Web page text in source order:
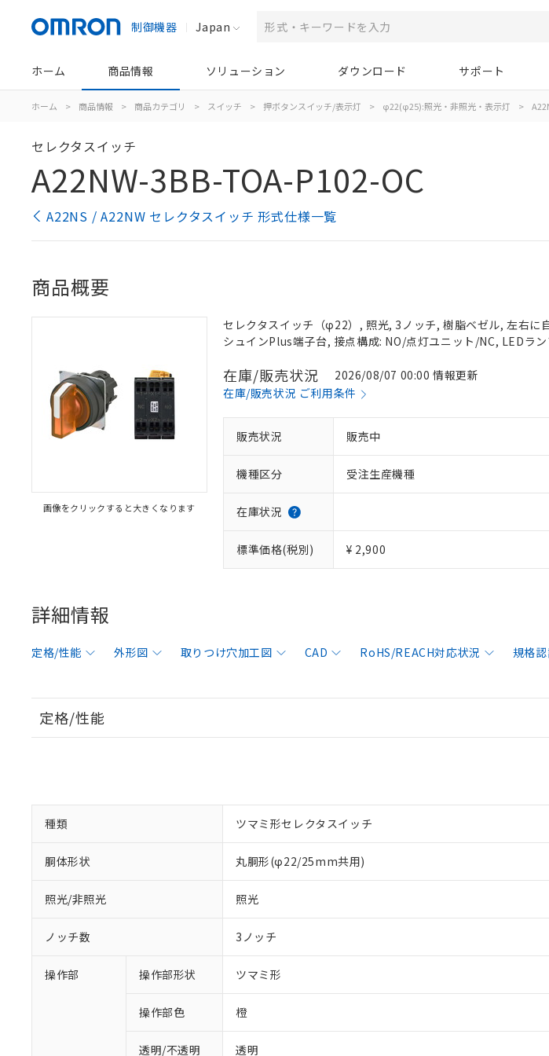
制御機器 Japan
ホーム 商品情報 ソリューション ダウンロード サポート
ホーム > 商品情報 > 商品カテゴリ > スイッチ > 押ボタンスイッチ/表示灯 > φ22(φ25):照光・非照光・表示灯 >
セレクタスイッチ
A22NW-3BB-TOA-P102-OC
A22NS / A22NW セレクタスイッチ 形式仕様一覧
商品概要
画像をクリックすると大きくなります
セレクタスイッチ（φ22）, 照光, 3ノッチ, 樹脂ベゼル, 左右に
シュインPlus端子台, 接点構成: NO/点灯ユニット/NC, LEDラ
在庫/販売状況
2026/08/07 00:00 情報更新
在庫/販売状況 ご利用条件
販売状況 販売中
機種区分 受注生産機種
在庫状況
標準価格(税別) ¥ 2,900
詳細情報
定格/性能 外形図 取りつけ穴加工図 CAD RoHS/REACH対応状況 規格
定格/性能
種類 ツマミ形セレクタスイッチ
胴体形状 丸胴形(φ22/25mm共用)
照光/非照光 照光
ノッチ数 3ノッチ
操作部 操作部形状 ツマミ形
操作部色 橙
透明/不透明 透明